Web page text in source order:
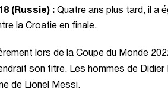
(Russie) : Quatre ans plus tard, il a
la Croatie en finale.
lors de la Coupe du Monde
son titre. Les hommes de
de Lionel Messi.